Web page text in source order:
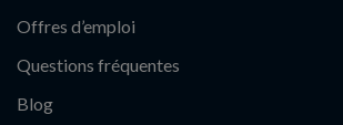
Offres d’emploi
Questions fréquentes
Blog